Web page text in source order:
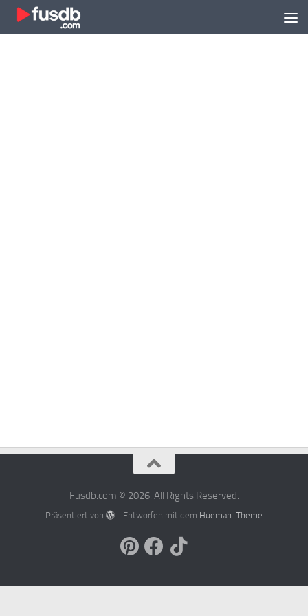
Zum Inhalt springen
Fusdb.com © 2026. All Rights Reserved.
Präsentiert von - Entworfen mit dem Hueman-Theme